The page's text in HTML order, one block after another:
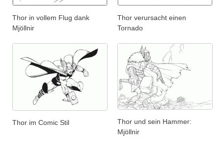
Thor in vollem Flug dank
Mjöllnir
Thor verursacht einen
Tornado
Thor im Comic Stil
Thor und sein Hammer:
Mjöllnir